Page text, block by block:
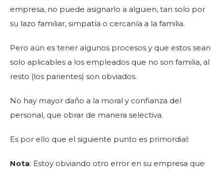
empresa, no puede asignarlo a alguien, tan solo por
su lazo familiar, simpatía o cercanía a la familia.
Pero aún es tener algunos procesos y que estos sean
solo aplicables a los empleados que no son familia, al
resto (los parientes) son obviados.
No hay mayor daño a la moral y confianza del
personal, que obrar de manera selectiva.
Es por ello que el siguiente punto es primordial:
Nota: Estoy obviando otro error en su empresa que